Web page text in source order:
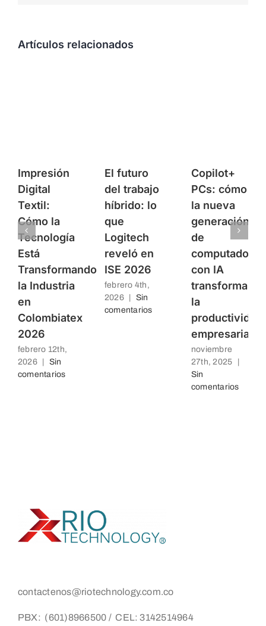
Artículos relacionados
Impresión
Digital
Textil:
Cómo la
Tecnología
Está
Transformando
la Industria
en
Colombiatex
2026
febrero 12th,
2026
Sin
comentarios
El futuro
del trabajo
híbrido: lo
que
Logitech
reveló en
ISE 2026
febrero 4th,
2026
Sin
comentarios
Copilot+
PCs: cómo
la nueva
generación
de
computadores
con IA
transforma
la
productividad
empresarial
noviembre
27th, 2025
Sin
comentarios
contactenos@riotechnology.com.co
PBX: (601)8966500 / CEL: 3142514964